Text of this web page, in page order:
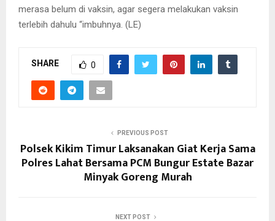
merasa belum di vaksin, agar segera melakukan vaksin
terlebih dahulu “imbuhnya. (LE)
SHARE 0
PREVIOUS POST
Polsek Kikim Timur Laksanakan Giat Kerja Sama
Polres Lahat Bersama PCM Bungur Estate Bazar
Minyak Goreng Murah
NEXT POST